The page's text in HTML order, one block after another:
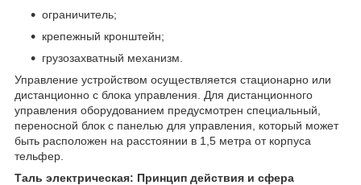
ограничитель;
крепежный кронштейн;
грузозахватный механизм.
Управление устройством осуществляется стационарно или
дистанционно с блока управления. Для дистанционного
управления оборудованием предусмотрен специальный,
переносной блок с панелью для управления, который может
быть расположен на расстоянии в 1,5 метра от корпуса
тельфер.
Таль электрическая: Принцип действия и сфера